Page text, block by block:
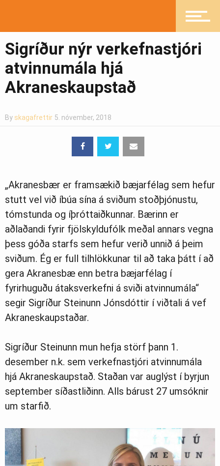
Heilsueflandi samfélag
Ljósmyndasafn
Sigríður nýr verkefnastjóri
atvinnumála hjá
Akraneskaupstað
By skagafrettir 5. nóvember, 2018
„Akranesbær er framsækið bæjarfélag sem hefur
stutt vel við íbúa sína á sviðum stoðþjónustu,
tómstunda og íþróttaiðkunnar. Bærinn er
aðlaðandi fyrir fjölskyldufólk meðal annars vegna
þess góða starfs sem hefur verið unnið á þeim
sviðum. Ég er full tilhlökkunar til að taka þátt í að
gera Akranesbæ enn betra bæjarfélag í
fyrirhuguðu átaksverkefni á sviði atvinnumála“
segir Sigríður Steinunn Jónsdóttir í viðtali á vef
Akraneskaupstaðar.
Sigríður Steinunn mun hefja störf þann 1.
desember n.k. sem verkefnastjóri atvinnumála
hjá Akraneskaupstað. Staðan var auglýst í byrjun
september síðastliðinn. Alls bárust 27 umsóknir
um starfið.